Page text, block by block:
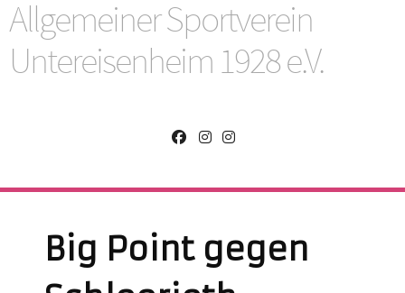
Allgemeiner Sportverein
Untereisenheim 1928 e.V.
Big Point gegen